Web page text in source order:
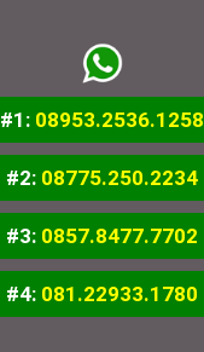
#1: 08953.2536.1258
#2: 08775.250.2234
#3: 0857.8477.7702
#4: 081.22933.1780